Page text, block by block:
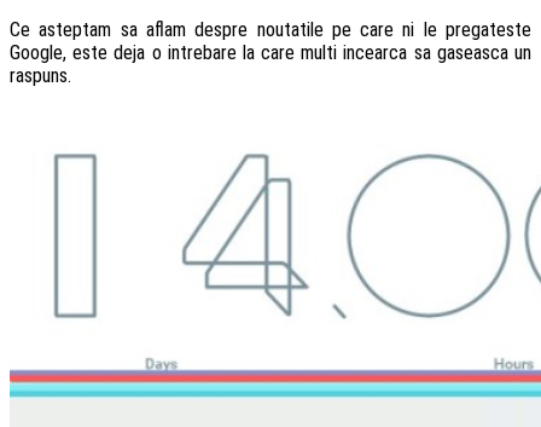
Ce asteptam sa aflam despre noutatile pe care ni le pregateste
Google, este deja o intrebare la care multi incearca sa gaseasca un
raspuns.